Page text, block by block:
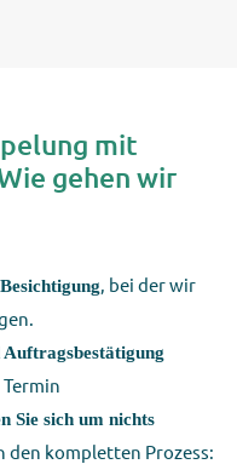
mit
gehen wir
Besichtigung, bei der wir
Sie sich um nichts
den kompletten Prozess: